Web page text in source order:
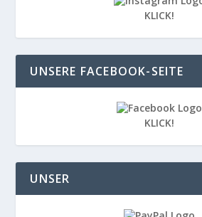
KLICK!
UNSERE FACEBOOK-SEITE
KLICK!
UNSER